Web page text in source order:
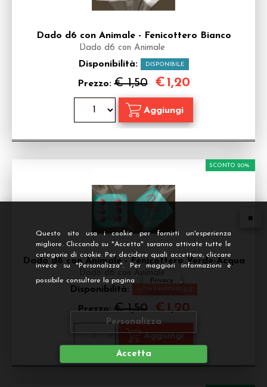
Questo sito usa i cookie per fornirti un'esperienza
migliore. Cliccando su "Accetta" saranno attivate tutte le
categorie di cookie. Per decidere quali accettare, cliccare
invece su "Personalizza". Per maggiori informazioni è
possibile consultare la pagina Privacy .
Personalizza
Accetta
Dado d6 con Animale - Fenicottero Bianco
Dado d6 con Animale
Disponibilità: DISPONIBILE
Prezzo:€ 1,50 €1,20
Dado d6 con Animale - Fenicottero Verde-Acqua
Disponibilità: NON DISPONIBILE
Prezzo:€ 1,50
SCONTO 20%
€1,20